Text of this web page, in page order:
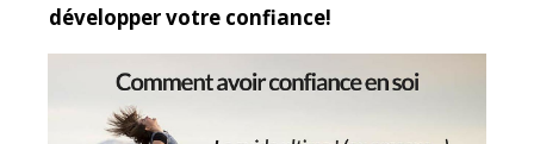
développer votre confiance!